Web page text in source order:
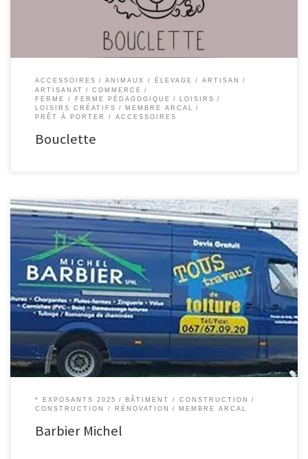
ACCESSOIRES ANIMAUX / ÉLEVAGE
ARTISAN
ARTISANAT
COMMERCE
FERME / FERME PÉDAGOGIQUE
LOISIRS
LOISIRS CRÉATIFS
MEMBRE ARCAL
PRÊT À PORTER / ACCESSOIRES
Bouclette
Michel Barbier Expert en toiture Nous effectuons tous travaux de toiture, des
travaux de charpentes à la finition.Nous plaçons l’isolation, les ardoises et
les tuiles, le roofing et le derbigum Que votre toit soit muni d’un chien assis
ou d’une coupole, Barbier exécute les travaux de zinguerie et résout vos […]
* EXPOSANTS 2025
BÂTIMENT / CONSTRUCTION
CONSTRUCTION / RÉNOVATION
MEMBRE ARCAL
Barbier Michel